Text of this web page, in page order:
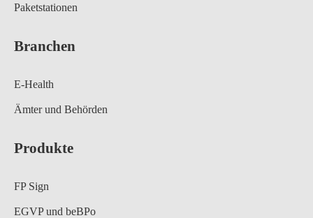
Paketstationen
Branchen
E-Health
Ämter und Behörden
Produkte
FP Sign
EGVP und beBPo